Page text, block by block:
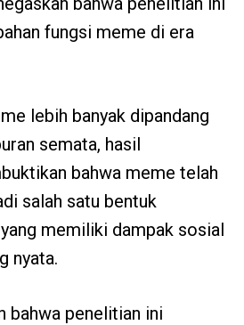
fungsi meme di era
lebih banyak dipandang
semata, hasil
bahwa meme telah
salah satu bentuk
memiliki dampak sosial
nyata.
bahwa penelitian ini